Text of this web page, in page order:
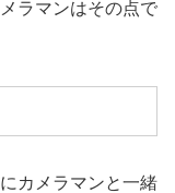
ラマンはその点で
カメラマンと一緒